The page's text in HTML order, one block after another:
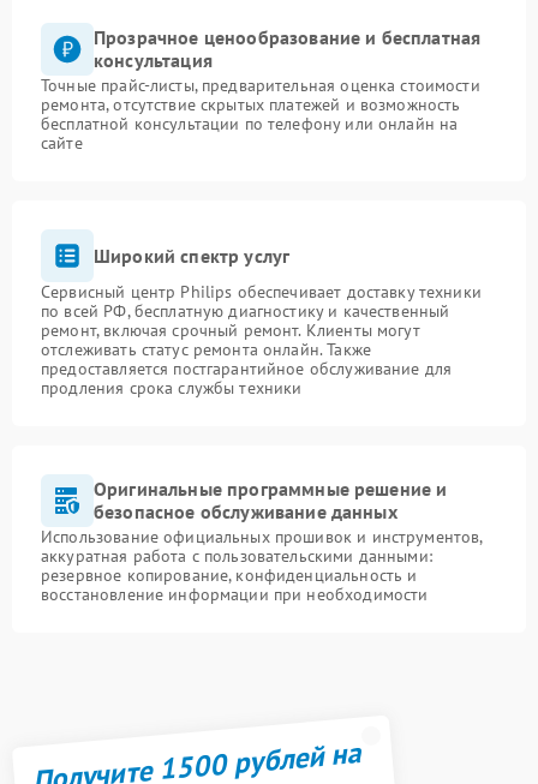
Прозрачное ценообразование и бесплатная
консультация
Точные прайс-листы, предварительная оценка стоимости
ремонта, отсутствие скрытых платежей и возможность
бесплатной консультации по телефону или онлайн на
сайте
Широкий спектр услуг
Сервисный центр Philips обеспечивает доставку техники
по всей РФ, бесплатную диагностику и качественный
ремонт, включая срочный ремонт. Клиенты могут
отслеживать статус ремонта онлайн. Также
предоставляется постгарантийное обслуживание для
продления срока службы техники
Оригинальные программные решение и
безопасное обслуживание данных
Использование официальных прошивок и инструментов,
аккуратная работа с пользовательскими данными:
резервное копирование, конфиденциальность и
восстановление информации при необходимости
Получите 1500 рублей на